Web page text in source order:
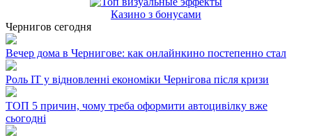
Казино з бонусами
Чернигов сегодня
Вечер дома в Чернигове: как онлайнкино постепенно стал
Роль ІТ у відновленні економіки Чернігова після кризи
ТОП 5 причин, чому треба оформити автоцивілку вже
сьогодні